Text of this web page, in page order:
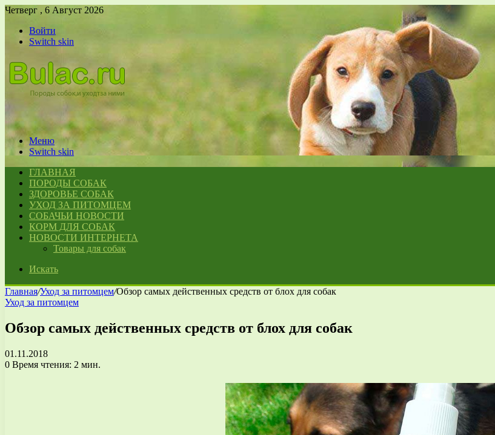
Четверг , 6 Август 2026
Войти
Switch skin
Меню
Switch skin
ГЛАВНАЯ
ПОРОДЫ СОБАК
ЗДОРОВЬЕ СОБАК
УХОД ЗА ПИТОМЦЕМ
СОБАЧЬИ НОВОСТИ
КОРМ ДЛЯ СОБАК
НОВОСТИ ИНТЕРНЕТА
Товары для собак
Искать
Главная/Уход за питомцем/Обзор самых действенных средств от блох для собак
Уход за питомцем
Обзор самых действенных средств от блох для собак
01.11.2018
0 Время чтения: 2 мин.